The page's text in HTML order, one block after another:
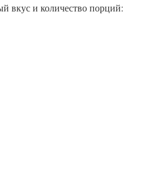
вкус и количество порций: